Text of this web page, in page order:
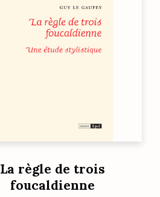
La règle de trois
foucaldienne